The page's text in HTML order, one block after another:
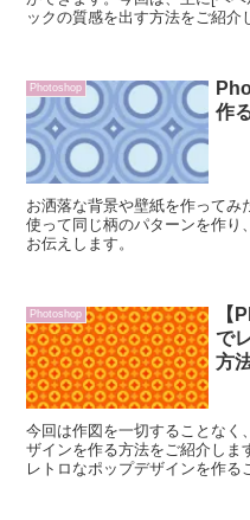
ックの質感を出す方法をご紹介
Photoshop
作
お洒落な背景や壁紙を作ってみ
使って同じ柄のパターンを作り
お伝えします。
Photoshop
【
で
方
今回は作図を一切することなく
ザインを作る方法をご紹介しま
レトロなポップデザインを作る